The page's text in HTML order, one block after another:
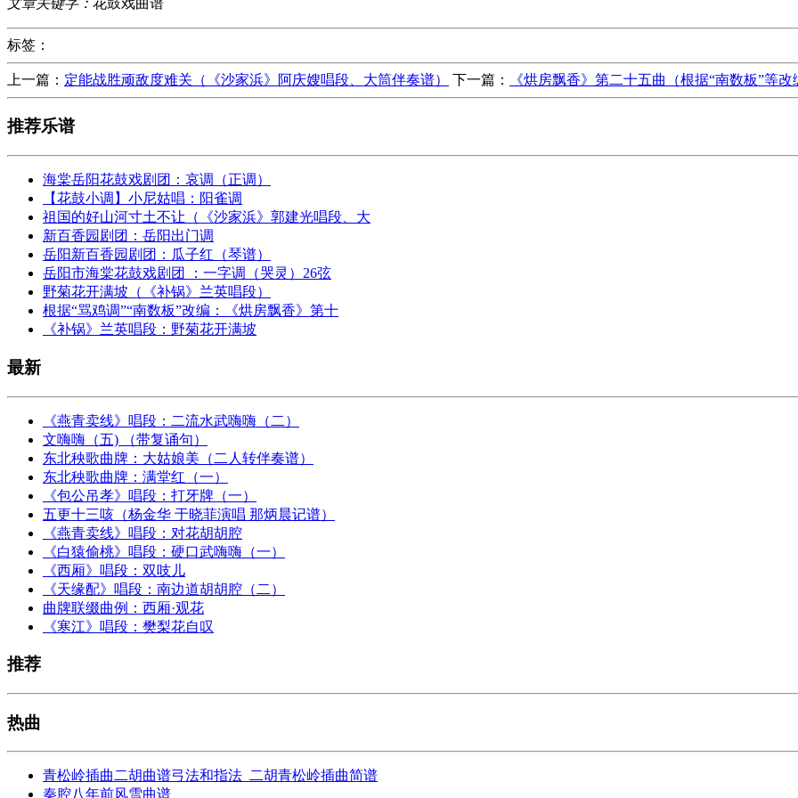
标签：
上一篇： 定能战胜顽敌度难关（《沙家浜》阿庆嫂唱段、大筒伴奏谱） 下一篇： 《烘房飘香》第二十五曲（根据“南数板”等改
推荐乐谱
海棠岳阳花鼓戏剧团：哀调（正调）
【花鼓小调】小尼姑唱：阳雀调
祖国的好山河寸土不让（《沙家浜》郭建光唱段、大
新百香园剧团：岳阳出门调
岳阳新百香园剧团：瓜子红（琴谱）
岳阳市海棠花鼓戏剧团 ：一字调（哭灵）26弦
野菊花开满坡（《补锅》兰英唱段）
根据“骂鸡调”“南数板”改编：《烘房飘香》第十
《补锅》兰英唱段：野菊花开满坡
最新
《燕青卖线》唱段：二流水武嗨嗨（二）
文嗨嗨（五) （带复诵句）
东北秧歌曲牌：大姑娘美（二人转伴奏谱）
东北秧歌曲牌：满堂红（一）
《包公吊孝》唱段：打牙牌（一）
五更十三咳（杨金华 于晓菲演唱 那炳晨记谱）
《燕青卖线》唱段：对花胡胡腔
《白猿偷桃》唱段：硬口武嗨嗨（一）
《西厢》唱段：双吱儿
《天缘配》唱段：南边道胡胡腔（二）
曲牌联缀曲例：西厢·观花
《寒江》唱段：樊梨花自叹
推荐
热曲
青松岭插曲二胡曲谱弓法和指法_二胡青松岭插曲简谱
秦腔八年前风雪曲谱